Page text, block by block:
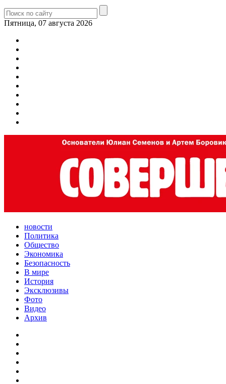
Пятница, 07 августа 2026
новости
Политика
Общество
Экономика
Безопасность
В мире
История
Эксклюзивы
Фото
Видео
Архив